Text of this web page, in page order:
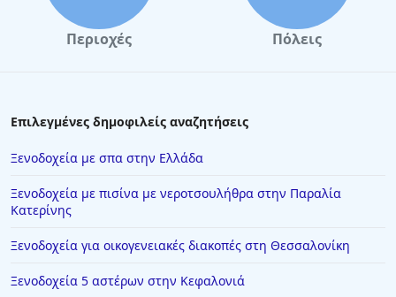
Ξενοδοχεία στην Κύθνο
Ξενοδοχεία στη Λαμία
Ξενοδοχεία στην Κωνσταντινούπολη
Περιοχές Πόλεις
Επιλεγμένες δημοφιλείς αναζητήσεις
Ξενοδοχεία με σπα στην Ελλάδα
Ξενοδοχεία με πισίνα με νεροτσουλήθρα στην Παραλία
Κατερίνης
Ξενοδοχεία για οικογενειακές διακοπές στη Θεσσαλονίκη
Ξενοδοχεία 5 αστέρων στην Κεφαλονιά